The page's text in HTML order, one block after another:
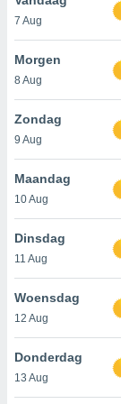
zien. U
in
en kunt
op elk
onder
dat geval
u dat
7 Aug
Morgen
8 Aug
Zondag
9 Aug
Maandag
10 Aug
Dinsdag
11 Aug
Woensdag
12 Aug
Donderdag
13 Aug